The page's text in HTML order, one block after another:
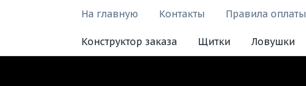
На главную Контакты Правила оплаты
Конструктор заказа Щитки Ловушки